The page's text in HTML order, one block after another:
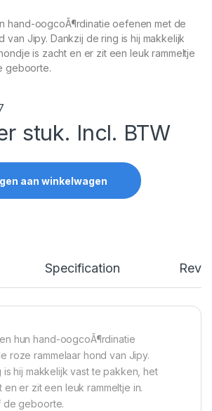
hand-oogcoÃ¶rdinatie oefenen met de
van Jipy. Dankzij de ring is hij makkelijk
is zacht en er zit een leuk rammeltje
geboorte.
stuk. Incl. BTW
aan winkelwagen
Specification
hun hand-oogcoÃ¶rdinatie
roze rammelaar hond van Jipy.
is hij makkelijk vast te pakken, het
en er zit een leuk rammeltje in.
de geboorte.